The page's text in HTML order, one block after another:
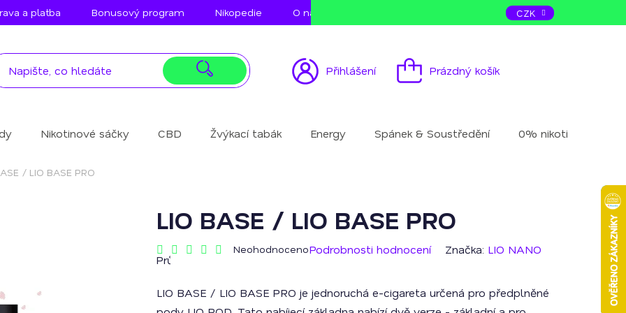
a platba Bonusový program Nikopedie O nás CZK
Přihlášení
Nákupní
Prázdný košík
Nikotinové sáčky CBD Žvýkací tabák Energy Spánek & Soustředění 0% nikotinu
/ LIO BASE PRO
LIO BASE / LIO BASE PRO
Průměrné
je
NeohodnocenoPodrobnosti hodnocení Značka: LIO NANO
LIO BASE / LIO BASE PRO je jednoruchá e-cigareta určená pro předplněné